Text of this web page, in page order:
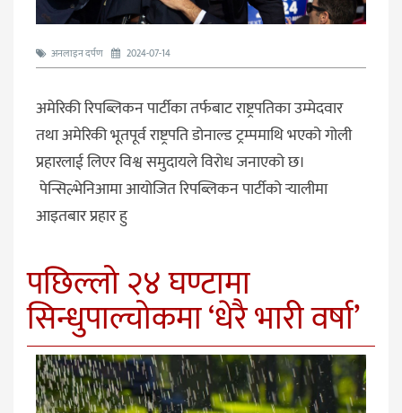
अनलाइन दर्पण 2024-07-14
अमेरिकी रिपब्लिकन पार्टीका तर्फबाट राष्ट्रपतिका उम्मेदवार
तथा अमेरिकी भूतपूर्व राष्ट्रपति डोनाल्ड ट्रम्पमाथि भएको गोली
प्रहारलाई लिएर विश्व समुदायले विरोध जनाएको छ।
पेन्सिल्भेनिआमा आयोजित रिपब्लिकन पार्टीको र्‍यालीमा
आइतबार प्रहार हु
पछिल्लो २४ घण्टामा
सिन्धुपाल्चोकमा ‘धेरै भारी वर्षा’